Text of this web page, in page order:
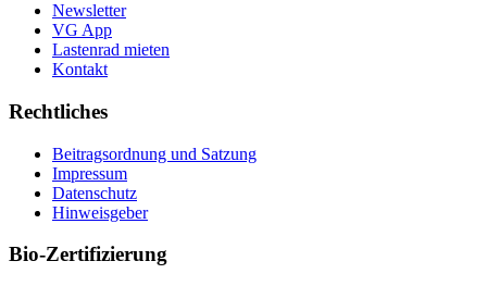
Newsletter
VG App
Lastenrad mieten
Kontakt
Rechtliches
Beitragsordnung und Satzung
Impressum
Datenschutz
Hinweisgeber
Bio-Zertifizierung